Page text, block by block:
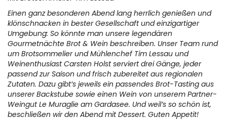
Einen ganz besonderen Abend lang herrlich genießen und
klönschnacken in bester Gesellschaft und einzigartiger
Umgebung: So könnte man unsere legendären
Gourmetnächte Brot & Wein beschreiben. Unser Team rund
um Brotsommelier und Mühlenchef Tim Lessau und
Weinenthusiast Carsten Holst serviert drei Gänge, jeder
passend zur Saison und frisch zubereitet aus regionalen
Zutaten. Dazu gibt’s jeweils ein passendes Brot-Tasting aus
unserer Backstube sowie einen Wein von unserem Partner-
Weingut Le Muraglie am Gardasee. Und weil’s so schön ist,
beschließen wir den Abend mit Dessert. Guten Appetit!